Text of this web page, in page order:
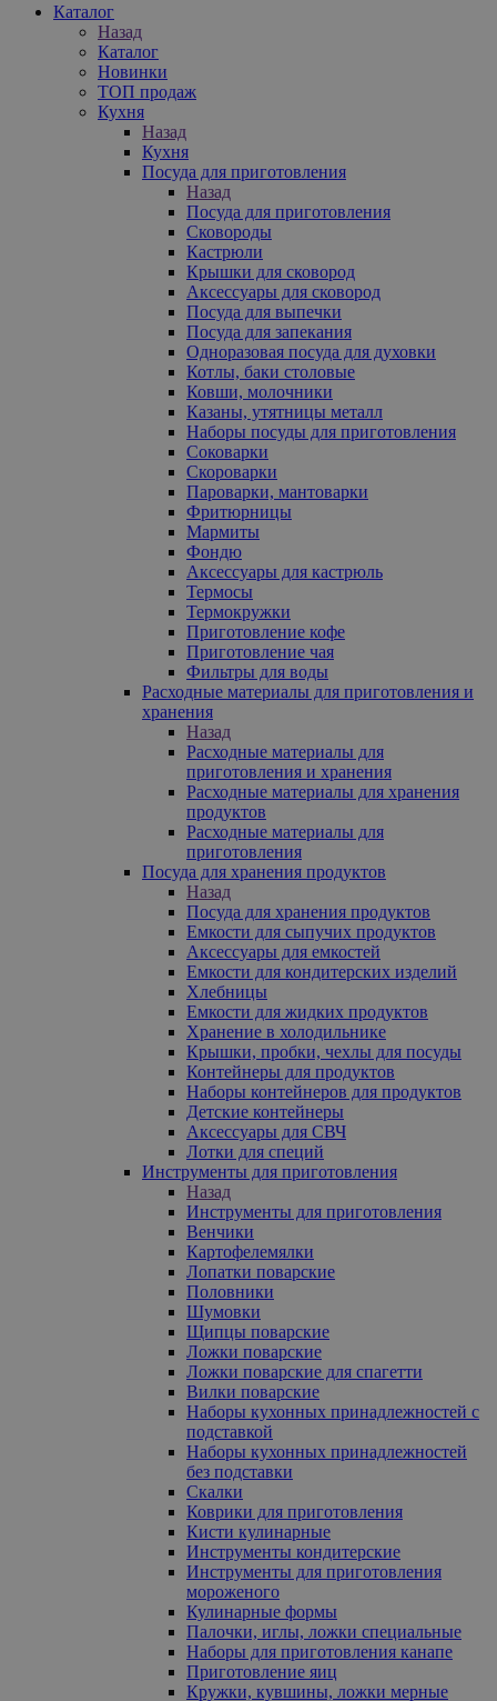
Каталог
Назад
Каталог
Новинки
ТОП продаж
Кухня
Назад
Кухня
Посуда для приготовления
Назад
Посуда для приготовления
Сковороды
Кастрюли
Крышки для сковород
Аксессуары для сковород
Посуда для выпечки
Посуда для запекания
Одноразовая посуда для духовки
Котлы, баки столовые
Ковши, молочники
Казаны, утятницы металл
Наборы посуды для приготовления
Соковарки
Скороварки
Пароварки, мантоварки
Фритюрницы
Мармиты
Фондю
Аксессуары для кастрюль
Термосы
Термокружки
Приготовление кофе
Приготовление чая
Фильтры для воды
Расходные материалы для приготовления и
хранения
Назад
Расходные материалы для
приготовления и хранения
Расходные материалы для хранения
продуктов
Расходные материалы для
приготовления
Посуда для хранения продуктов
Назад
Посуда для хранения продуктов
Емкости для сыпучих продуктов
Аксессуары для емкостей
Емкости для кондитерских изделий
Хлебницы
Емкости для жидких продуктов
Хранение в холодильнике
Крышки, пробки, чехлы для посуды
Контейнеры для продуктов
Наборы контейнеров для продуктов
Детские контейнеры
Аксессуары для СВЧ
Лотки для специй
Инструменты для приготовления
Назад
Инструменты для приготовления
Венчики
Картофелемялки
Лопатки поварские
Половники
Шумовки
Щипцы поварские
Ложки поварские
Ложки поварские для спагетти
Вилки поварские
Наборы кухонных принадлежностей с
подставкой
Наборы кухонных принадлежностей
без подставки
Скалки
Коврики для приготовления
Кисти кулинарные
Инструменты кондитерские
Инструменты для приготовления
мороженого
Кулинарные формы
Палочки, иглы, ложки специальные
Наборы для приготовления канапе
Приготовление яиц
Кружки, кувшины, ложки мерные